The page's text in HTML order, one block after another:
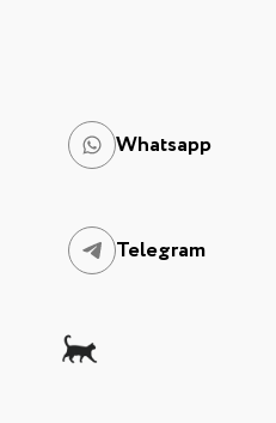
Whatsapp
Telegram